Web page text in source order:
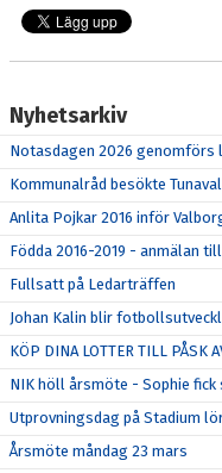
Nyhetsarkiv
Notasdagen 2026 genomförs
Kommunalråd besökte
Anlita Pojkar 2016 inför
Födda 2016-2019 - anmälan
Fullsatt på Ledarträffen
Johan Kalin blir
KÖP DINA LOTTER TILL PÅSK
NIK höll årsmöte - Sophie fick
Utprovningsdag på Stadium
Årsmöte måndag 23 mars